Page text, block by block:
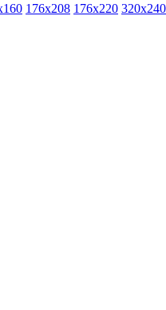
176x208 176x220 320x240